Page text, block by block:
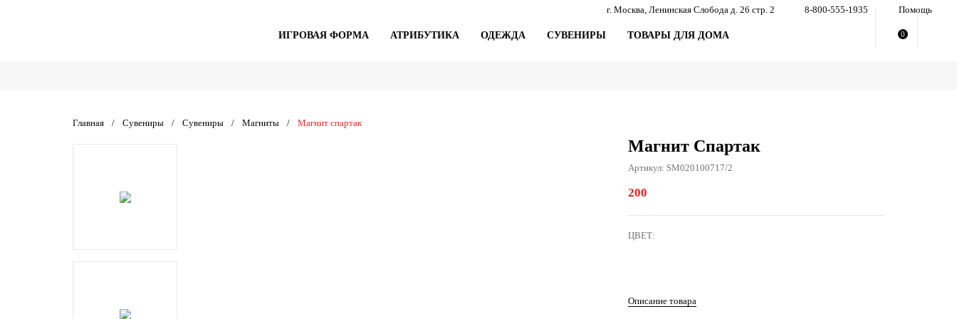
г. Москва, Ленинская Слобода д. 26 стр. 2 8-800-555-1935 Помощь
ИГРОВАЯ ФОРМА АТРИБУТИКА ОДЕЖДА СУВЕНИРЫ ТОВАРЫ ДЛЯ ДОМА 0
Главная / Сувениры / Сувениры / Магниты / Магнит спартак
Магнит Спартак
Артикул: SM020100717/2
200
ЦВЕТ:
Описание товара